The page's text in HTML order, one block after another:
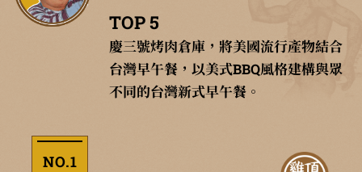
TOP 5
慶三號烤肉倉庫，將美國流行產物結合
台灣早午餐，以美式BBQ風格建構與眾
不同的台灣新式早午餐。
NO.1